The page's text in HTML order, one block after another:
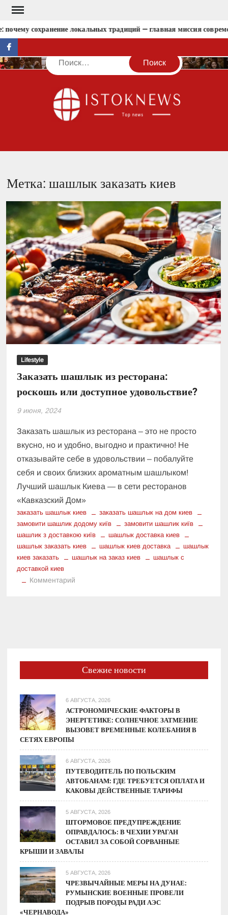
Перейти
содержимомусохранение локальных традиций — главная миссия
facebook
Поиск
Метка:шашлык заказать киев
Lifestyle
Заказать шашлык из ресторана:
роскошь или доступное удовольствие?
9 июня, 2024
Заказать шашлык из ресторана – это не просто
вкусно, но и удобно, выгодно и практично! Не
отказывайте себе в удовольствии – побалуйте
себя и своих близких ароматным шашлыком!
Лучший шашлык Киева — в сети ресторанов
«Кавказский Дом»
заказать шашлык киев
заказать шашлык на дом киев
замовити шашлик додому київ
замовити шашлик київ
шашлик з доставкою київ
шашлык доставка киев
шашлык заказать киев
шашлык киев доставка
шашлык
киев заказать
шашлык на заказ киев
шашлык с
доставкой киев
Комментарий
доступное
удовольствие?
Свежие новости
6 АВГУСТА, 2026
АСТРОНОМИЧЕСКИЕ ФАКТОРЫ В
ЭНЕРГЕТИКЕ: СОЛНЕЧНОЕ ЗАТМЕНИЕ
ВЫЗОВЕТ ВРЕМЕННЫЕ КОЛЕБАНИЯ В
СЕТЯХ ЕВРОПЫ
6 АВГУСТА, 2026
ПУТЕВОДИТЕЛЬ ПО ПОЛЬСКИМ
АВТОБАНАМ: ГДЕ ТРЕБУЕТСЯ ОПЛАТА И
КАКОВЫ ДЕЙСТВЕННЫЕ ТАРИФЫ
5 АВГУСТА, 2026
ШТОРМОВОЕ ПРЕДУПРЕЖДЕНИЕ
ОПРАВДАЛОСЬ: В ЧЕХИИ УРАГАН
ОСТАВИЛ ЗА СОБОЙ СОРВАННЫЕ
КРЫШИ И ЗАВАЛЫ
5 АВГУСТА, 2026
ЧРЕЗВЫЧАЙНЫЕ МЕРЫ НА ДУНАЕ:
РУМЫНСКИЕ ВОЕННЫЕ ПРОВЕЛИ
ПОДРЫВ ПОРОДЫ РАДИ АЭС
«ЧЕРНАВОДА»